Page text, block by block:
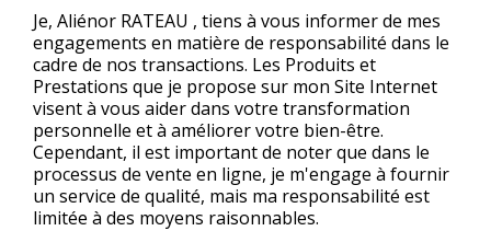
Je, Aliénor RATEAU , tiens à vous informer de mes
engagements en matière de responsabilité dans le
cadre de nos transactions. Les Produits et
Prestations que je propose sur mon Site Internet
visent à vous aider dans votre transformation
personnelle et à améliorer votre bien-être.
Cependant, il est important de noter que dans le
processus de vente en ligne, je m'engage à fournir
un service de qualité, mais ma responsabilité est
limitée à des moyens raisonnables.